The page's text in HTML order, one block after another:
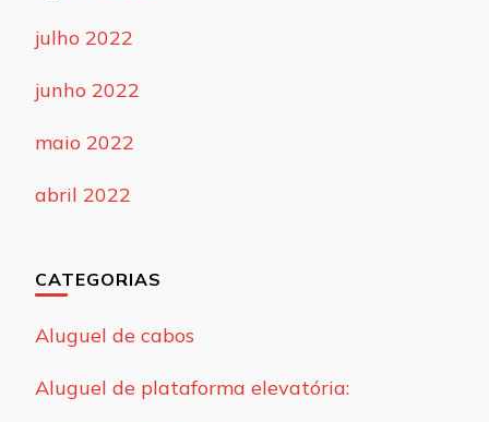
julho 2022
junho 2022
maio 2022
abril 2022
CATEGORIAS
Aluguel de cabos
Aluguel de plataforma elevatória: